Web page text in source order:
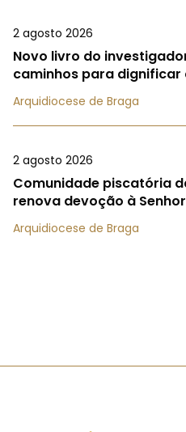
2 agosto 2026
Novo livro do
caminhos para dignificar
Arquidiocese de Braga
2 agosto 2026
Comunidade piscatória
renova devoção à
Arquidiocese de Braga